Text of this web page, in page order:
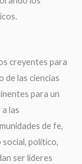
creyentes para
de las ciencias
para un
las
de fe,
social, político,
ser líderes